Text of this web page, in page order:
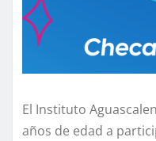
El Instituto
años de edad a